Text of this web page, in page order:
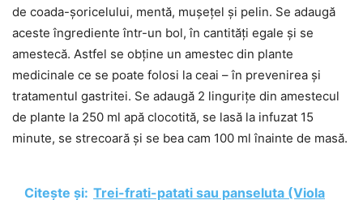
de coada-șoricelului, mentă, mușețel și pelin. Se adaugă
aceste îngrediente într-un bol, în cantități egale și se
amestecă. Astfel se obține un amestec din plante
medicinale ce se poate folosi la ceai – în prevenirea și
tratamentul gastritei. Se adaugă 2 lingurițe din amestecul
de plante la 250 ml apă clocotită, se lasă la infuzat 15
minute, se strecoară și se bea cam 100 ml înainte de masă.
Citește și: Trei-frati-patati sau panseluta (Viola